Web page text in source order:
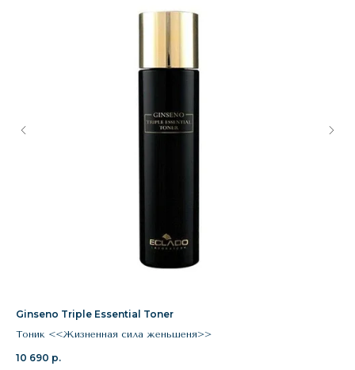
Ginseno Triple Essential Toner
Тоник <<Жизненная сила женьшеня>>
10 690 р.